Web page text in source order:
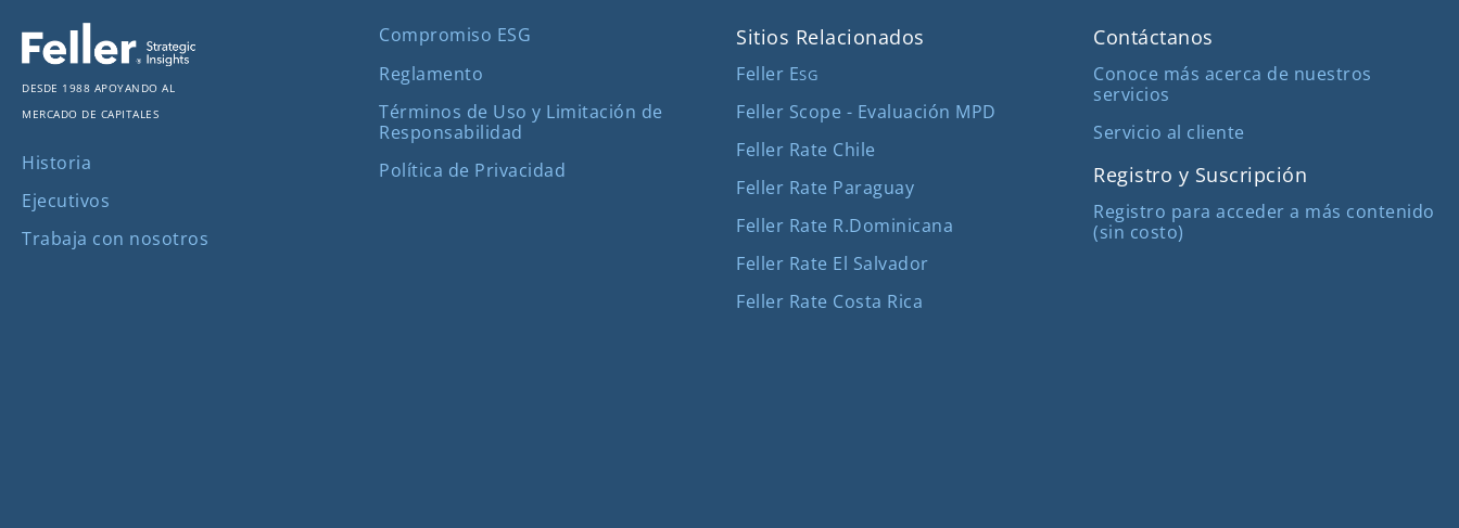
Desde 1988 apoyando al
mercado de capitales
Historia
Ejecutivos
Trabaja con nosotros
Compromiso ESG
Reglamento
Términos de Uso y Limitación de
Responsabilidad
Política de Privacidad
Sitios Relacionados
Feller ESG
Feller Scope - Evaluación MPD
Feller Rate Chile
Feller Rate Paraguay
Feller Rate R.Dominicana
Feller Rate El Salvador
Feller Rate Costa Rica
Contáctanos
Conoce más acerca de nuestros
servicios
Servicio al cliente
Registro y Suscripción
Registro para acceder a más contenido
(sin costo)